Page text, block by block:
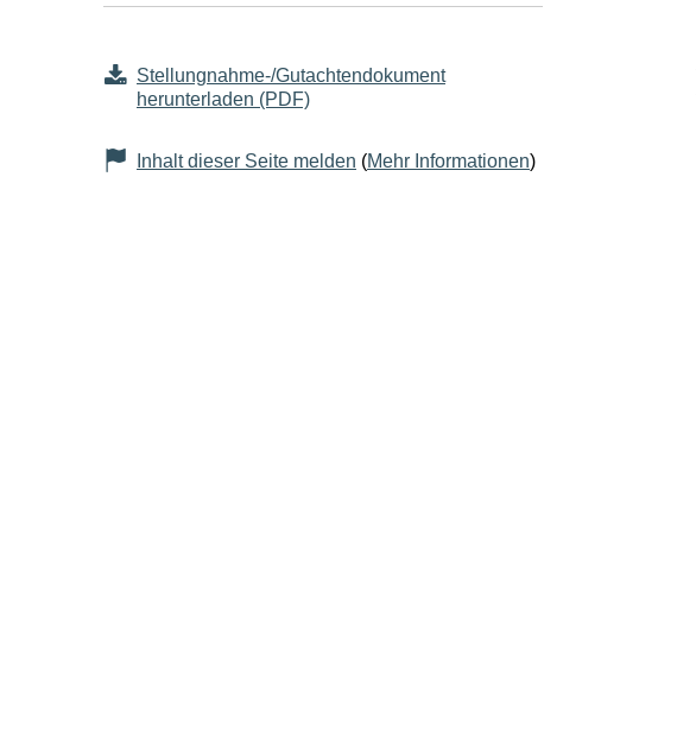
Stellungnahme-/Gutachtendokument
herunterladen (PDF)
Inhalt dieser Seite melden (Mehr Informationen)